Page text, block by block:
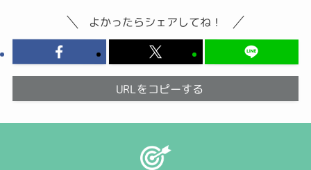
よかったらシェアしてね！
URLをコピーする